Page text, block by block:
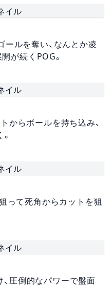
ルを奪い、なんとか凌
が続くPOG。
からボールを持ち込み、
って死角からカットを狙
圧倒的なパワーで盤面